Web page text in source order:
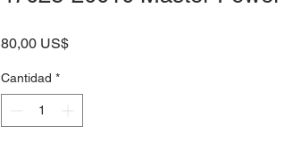
80,00 US$Precio
Cantidad *